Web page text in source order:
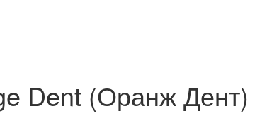
Dent (Оранж Дент)